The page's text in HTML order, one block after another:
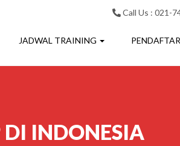
Call Us : 021-
JADWAL TRAINING
INDONESIA